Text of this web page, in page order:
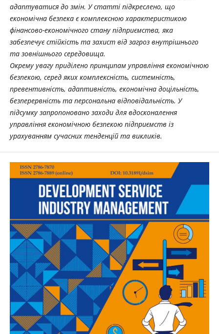
адаптуватися до змін. У статті підкреслено, що
економічна безпека є комплексною характеристикою
фінансово-економічного стану підприємства, яка
забезпечує стійкість та захист від загроз внутрішнього
та зовнішнього середовища.
Окрему увагу приділено принципам управління економічною
безпекою, серед яких комплексність, системність,
превентивність, адаптивність, економічна доцільність,
безперервність та персональна відповідальність. У
підсумку запропоновано заходи для вдосконалення
управління економічною безпекою підприємств із
урахуванням сучасних тенденцій та викликів.